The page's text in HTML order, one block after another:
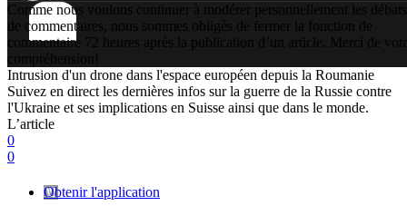
Comme nous voulons continuer à modérer personnellement les débats
de commentaires, nous sommes obligés de fermer la fonction de
commentaire 72 heures après la publication d’un article. Merci de
compréhension!
Intrusion d'un drone dans l'espace européen depuis la Roumanie
Suivez en direct les dernières infos sur la guerre de la Russie contre
l'Ukraine et ses implications en Suisse ainsi que dans le monde.
L’article
0
0
Obtenir l'application